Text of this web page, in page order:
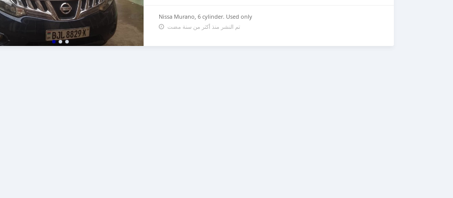
Nissa Murano, 6 cylinder. Used only
تم النشر منذ أكثر من سنة مضت